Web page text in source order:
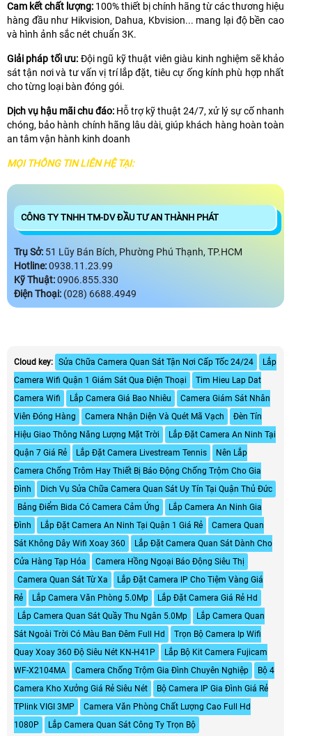
Cam kết chất lượng: 100% thiết bị chính hãng từ các thương hiệu
hàng đầu như Hikvision, Dahua, Kbvision... mang lại độ bền cao
và hình ảnh sắc nét chuẩn 3K.
Giải pháp tối ưu: Đội ngũ kỹ thuật viên giàu kinh nghiệm sẽ khảo
sát tận nơi và tư vấn vị trí lắp đặt, tiêu cự ống kính phù hợp nhất
cho từng loại bàn đóng gói.
Dịch vụ hậu mãi chu đáo: Hỗ trợ kỹ thuật 24/7, xử lý sự cố nhanh
chóng, bảo hành chính hãng lâu dài, giúp khách hàng hoàn toàn
an tâm vận hành kinh doanh
MỌI THÔNG TIN LIÊN HỆ TẠI:
CÔNG TY TNHH TM-DV ĐẦU TƯ AN THÀNH PHÁT
Trụ Sở: 51 Lũy Bán Bích, Phường Phú Thạnh, TP.HCM
Hotline:0938.11.23.99
Kỹ Thuật:0906.855.330
Điện Thoại: (028) 6688.4949
Cloud key: Sửa Chữa Camera Quan Sát Tận Nơi Cấp Tốc 24/24
Lắp
Camera Wifi Quận 1 Giám Sát Qua Điện Thoại
Tim Hieu Lap Dat
Camera Wifi
Lắp Camera Giá Bao Nhiêu
Camera Giám Sát Nhân
Viên Đóng Hàng
Camera Nhận Diện Và Quét Mã Vạch
Đèn Tín
Hiệu Giao Thông Năng Lượng Mặt Trời
Lắp Đặt Camera An Ninh Tại
Quận 7 Giá Rẻ
Lắp Đặt Camera Livestream Tennis
Nên Lắp
Camera Chống Trôm Hay Thiết Bị Báo Động Chống Trộm Cho Gia
Đình
Dich Vụ Sửa Chữa Camera Quan Sát Uy Tín Tại Quận Thủ Đức
Bảng Điểm Bida Có Camera Cảm Ứng
Lắp Camera An Ninh Gia
Đình
Lắp Đặt Camera An Ninh Tại Quận 1 Giá Rẻ
Camera Quan
Sát Không Dây Wifi Xoay 360
Lắp Đặt Camera Quan Sát Dành Cho
Cửa Hàng Tạp Hóa
Camera Hồng Ngoại Báo Động Siêu Thị
Camera Quan Sát Từ Xa
Lắp Đặt Camera IP Cho Tiệm Vàng Giá
Rẻ
Lắp Camera Văn Phòng 5.0Mp
Lắp Đặt Camera Giá Rẻ Hd
Lắp Camera Quan Sát Quầy Thu Ngân 5.0Mp
Lắp Camera Quan
Sát Ngoài Trời Có Màu Ban Đêm Full Hd
Trọn Bộ Camera Ip Wifi
Quay Xoay 360 Độ Siêu Nét KN-H41P
Lắp Bộ Kit Camera Fujicam
WF-X2104MA
Camera Chống Trộm Gia Đình Chuyên Nghiệp
Bộ 4
Camera Kho Xưởng Giá Rẻ Siêu Nét
Bộ Camera IP Gia Đình Giá Rẻ
TPlink VIGI 3MP
Camera Văn Phòng Chất Lượng Cao Full Hd
1080P
Lắp Camera Quan Sát Công Ty Trọn Bộ